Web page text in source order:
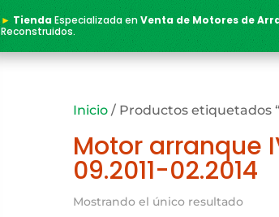
► TiendaEspecializada enVenta de Motores de
Reconstruidos.
Inicio / Productos etiquetados
Motor arranque
09.2011-02.2014
Mostrando el único resultado